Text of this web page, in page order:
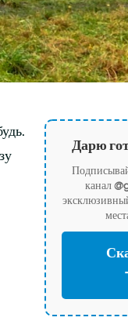
Дарю
канал